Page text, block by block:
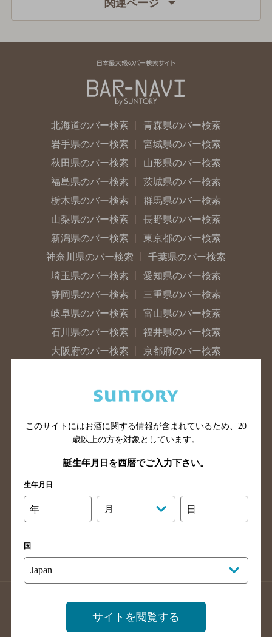
関連ページ
北海道のバー検索
青森県のバー検索
岩手県のバー検索
宮城県のバー検索
秋田県のバー検索
山形県のバー検索
福島県のバー検索
茨城県のバー検索
栃木県のバー検索
群馬県のバー検索
山梨県のバー検索
長野県のバー検索
新潟県のバー検索
東京都のバー検索
神奈川県のバー検索
千葉県のバー検索
埼玉県のバー検索
愛知県のバー検索
静岡県のバー検索
三重県のバー検索
岐阜県のバー検索
富山県のバー検索
石川県のバー検索
福井県のバー検索
大阪府のバー検索
京都府のバー検索
滋賀県のバー検索
和歌山県のバー検索
山口県のバー検索
鳥取県のバー検索
島根県のバー検索
徳島県のバー検索
香川県のバー検索
愛媛県のバー検索
高知県のバー検索
長崎県のバー検索
佐賀県のバー検索
大分県のバー検索
熊本県のバー検索
沖縄県のバー検索
店舗登録方法のご案内
店舗情報更新方法のご案内
掲載店舗様ログイン
このサイトにはお酒に関する情報が含まれているため、 20
歳以上の方を対象としています。
誕生年月日を西暦でご入力下さい。
生年月日
年 月 日
国
サイトを閲覧する